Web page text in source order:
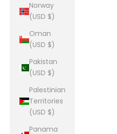
Norway
(USD $)
Oman
(USD $)
Pakistan
(USD $)
Palestinian
Territories
(USD $)
Panama